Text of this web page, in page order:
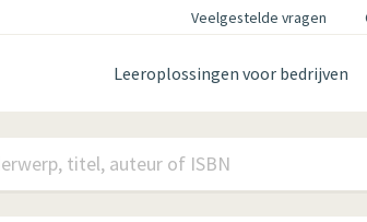
Veelgestelde vragen
Leeroplossingen voor bedrijven